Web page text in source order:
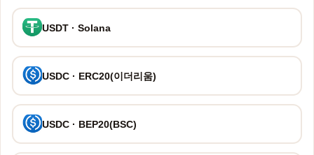
USDT · Solana
USDC · ERC20(이더리움)
USDC · BEP20(BSC)